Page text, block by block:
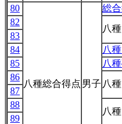
80
八種総合得点 男子
総
82
八
83
84
八
85
八
86
八
87
88
八
89